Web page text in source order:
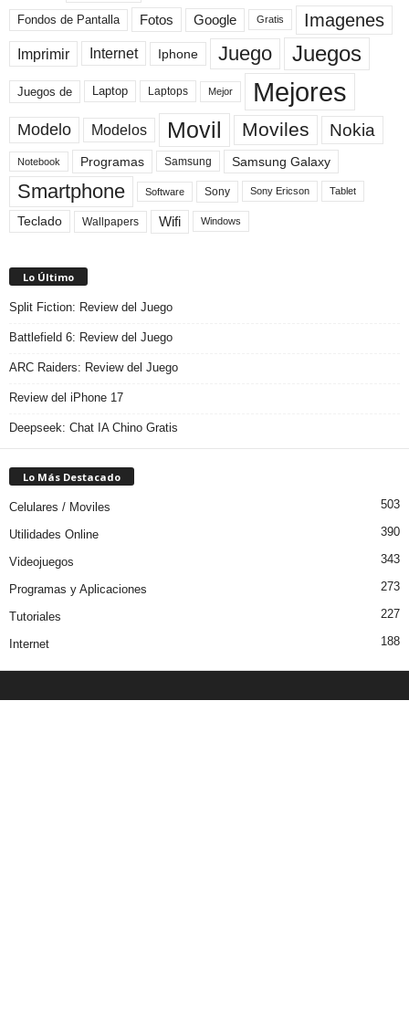
Fondos de Pantalla Fotos Google Gratis Imagenes
Imprimir Internet Iphone Juego Juegos
Juegos de Laptop Laptops Mejor Mejores
Modelo Modelos Movil Moviles Nokia
Notebook Programas Samsung Samsung Galaxy
Smartphone Software Sony Sony Ericson Tablet
Teclado Wallpapers Wifi Windows
Lo Último
Split Fiction: Review del Juego
Battlefield 6: Review del Juego
ARC Raiders: Review del Juego
Review del iPhone 17
Deepseek: Chat IA Chino Gratis
Lo Más Destacado
Celulares / Moviles 503
Utilidades Online 390
Videojuegos 343
Programas y Aplicaciones 273
Tutoriales 227
Internet 188